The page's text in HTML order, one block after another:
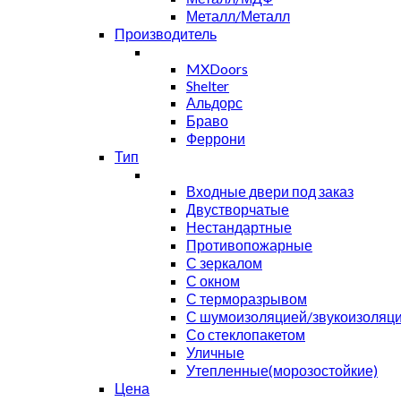
Металл/Металл
Производитель
MXDoors
Shelter
Альдорс
Браво
Феррони
Тип
Входные двери под заказ
Двустворчатые
Нестандартные
Противопожарные
С зеркалом
С окном
С терморазрывом
С шумоизоляцией/
Со стеклопакетом
Уличные
Утепленные(морозостойкие)
Цена